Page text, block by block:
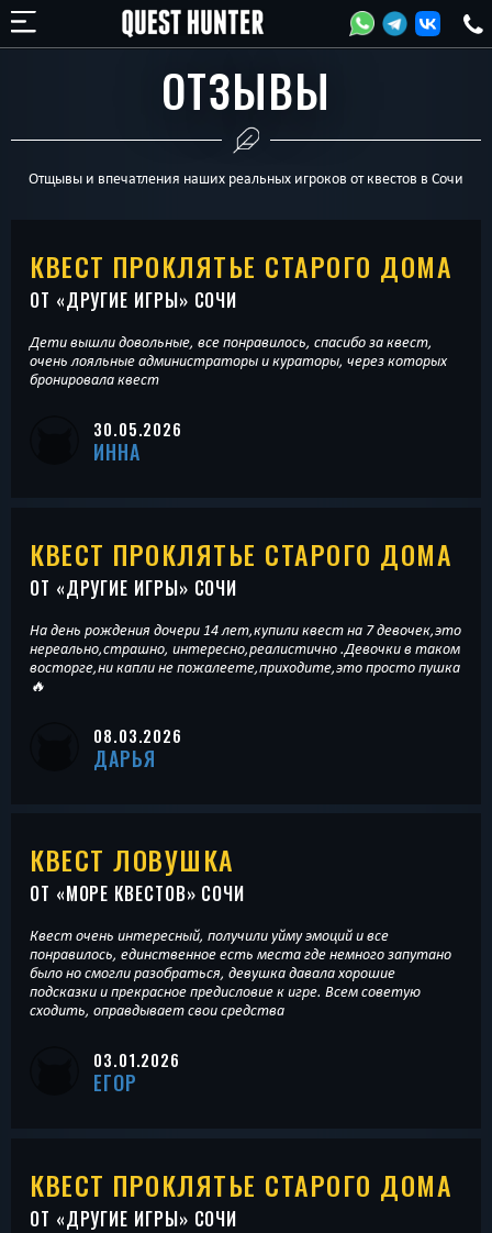
ОТЗЫВЫ
Отщывы и впечатления наших реальных игроков от квестов в Сочи
КВЕСТ ПРОКЛЯТЬЕ СТАРОГО ДОМА
ОТ «ДРУГИЕ ИГРЫ» СОЧИ
Дети вышли довольные, все понравилось, спасибо за квест,
очень лояльные администраторы и кураторы, через которых
бронировала квест
30.05.2026
ИННА
КВЕСТ ПРОКЛЯТЬЕ СТАРОГО ДОМА
ОТ «ДРУГИЕ ИГРЫ» СОЧИ
На день рождения дочери 14 лет,купили квест на 7 девочек,это
нереально,страшно, интересно,реалистично .Девочки в таком
восторге,ни капли не пожалеете,приходите,это просто пушка
🔥
08.03.2026
ДАРЬЯ
КВЕСТ ЛОВУШКА
ОТ «МОРЕ КВЕСТОВ» СОЧИ
Квест очень интересный, получили уйму эмоций и все
понравилось, единственное есть места где немного запутано
было но смогли разобраться, девушка давала хорошие
подсказки и прекрасное предисловие к игре. Всем советую
сходить, оправдывает свои средства
03.01.2026
ЕГОР
КВЕСТ ПРОКЛЯТЬЕ СТАРОГО ДОМА
ОТ «ДРУГИЕ ИГРЫ» СОЧИ